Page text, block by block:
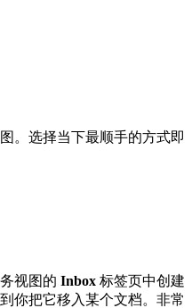
。选择当下最顺手的方式即
视图的 Inbox 标签页中创建
你把它移入某个文档。非常